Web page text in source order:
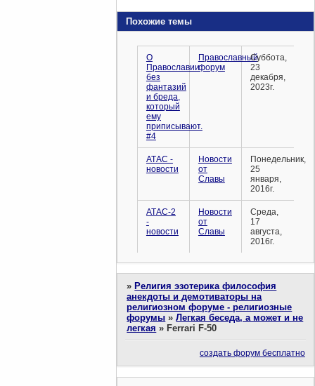
Похожие темы
О
Православии
без
фантазий
и бреда,
который
ему
приписывают.
#4
Православный
форум
Суббота,
23
декабря,
2023г.
АТАС -
новости
Новости
от
Славы
Понедельник,
25
января,
2016г.
АТАС-2
-
новости
Новости
от
Славы
Среда,
17
августа,
2016г.
» Религия эзотерика философия
анекдоты и демотиваторы на
религиозном форуме - религиозные
форумы »Легкая беседа, а может и не
легкая » Ferrari F-50
создать форум бесплатно